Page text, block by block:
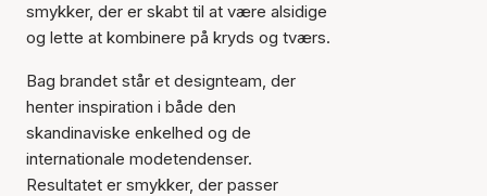
smykker, der er skabt til at være alsidige
og lette at kombinere på kryds og tværs.
Bag brandet står et designteam, der
henter inspiration i både den
skandinaviske enkelhed og de
internationale modetendenser.
Resultatet er smykker, der passer